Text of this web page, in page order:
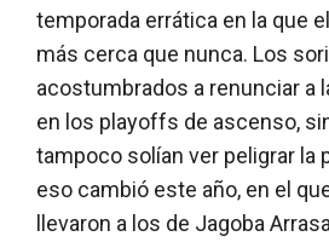
temporada errática en la que
más cerca que nunca. Los
acostumbrados a renunciar a
en los playoffs de ascenso,
tampoco solían ver peligrar la
eso cambió este año, en el
llevaron a los de Jagoba